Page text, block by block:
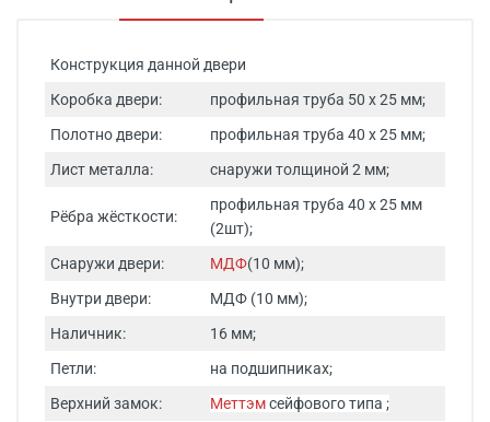
Конструкция данной двери
Коробка двери:
профильная труба 50 х 25 мм;
Полотно двери:
профильная труба 40 х 25 мм;
Лист металла:
снаружи толщиной 2 мм;
Рёбра жёсткости:
профильная труба 40 х 25 мм
(2шт);
Снаружи двери:
МДФ(10 мм);
Внутри двери:
МДФ (10 мм);
Наличник:
16 мм;
Петли:
на подшипниках;
Верхний замок:
Меттэмсейфового типа ;